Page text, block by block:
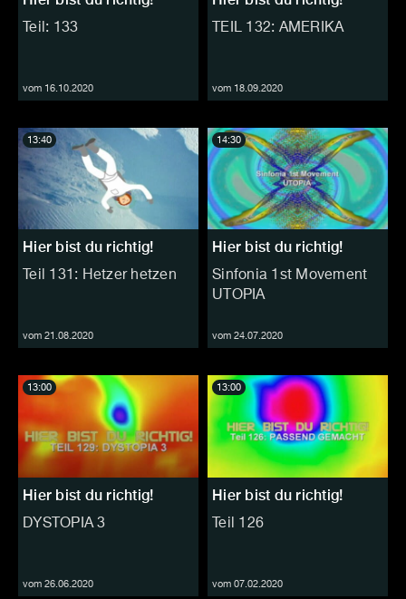
Teil: 133
vom 16.10.2020
TEIL 132: AMERIKA
vom 18.09.2020
Hier bist du richtig!
Teil 131: Hetzer hetzen
vom 21.08.2020
13:40
Hier bist du richtig!
Sinfonia 1st Movement
UTOPIA
vom 24.07.2020
14:30
Hier bist du richtig!
DYSTOPIA 3
vom 26.06.2020
13:00
Hier bist du richtig!
Teil 126
vom 07.02.2020
13:00